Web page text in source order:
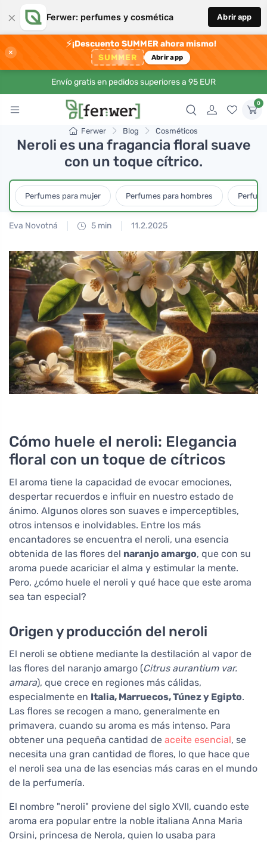
× Ferwer: perfumes y cosmética Abrir app
×
⚡¡Descuento SUMMER ahora mismo!
SUMMER Abrir app
Envío gratis en pedidos superiores a 95 EUR
0
Ferwer Blog Cosméticos
Neroli es una fragancia floral suave
con un toque cítrico.
Perfumes para mujer Perfumes para hombres
Eva Novotná 5 min 11.2.2025
Cómo huele el neroli: Elegancia
floral con un toque de cítricos
El aroma tiene la capacidad de evocar emociones,
despertar recuerdos e influir en nuestro estado de
ánimo. Algunos olores son suaves e imperceptibles,
otros intensos e inolvidables. Entre los más
encantadores se encuentra el neroli, una esencia
obtenida de las flores del naranjo amargo, que con su
aroma puede acariciar el alma y estimular la mente.
Pero, ¿cómo huele el neroli y qué hace que este aroma
sea tan especial?
Origen y producción del neroli
El neroli se obtiene mediante la destilación al vapor de
las flores del naranjo amargo (Citrus aurantium var.
amara), que crece en regiones más cálidas,
especialmente en Italia, Marruecos, Túnez y Egipto.
Las flores se recogen a mano, generalmente en
primavera, cuando su aroma es más intenso. Para
obtener una pequeña cantidad de aceite esencial, se
necesita una gran cantidad de flores, lo que hace que
el neroli sea una de las esencias más caras en el mundo
de la perfumería.
El nombre "neroli" proviene del siglo XVII, cuando este
aroma era popular entre la noble italiana Anna Maria
Orsini, princesa de Nerola, quien lo usaba para